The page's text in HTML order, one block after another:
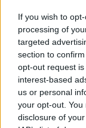
If you wish to
processing of
targeted
section to
opt-out request
interest-based
us or personal
your opt-out.
disclosure of
2026.